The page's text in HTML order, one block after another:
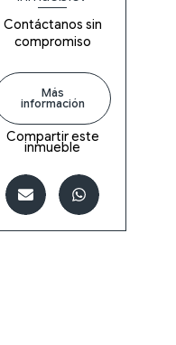
Contáctanos sin
compromiso
Más
información
Compartir este
inmueble